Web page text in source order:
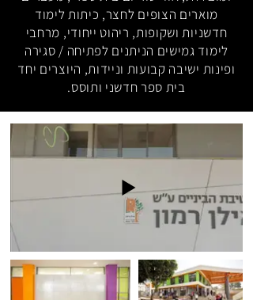
מוארים הצופים לחצר, כיתות לימוד
חדשניות ושקופות, ריהוט ייחודי, מרחבי
לימוד גמישים הניתנים לפתיחה / סגירה
ופינות ישיבה קבועות וניידות, היוצרים יחד
בית ספר חדשני ותוסס.